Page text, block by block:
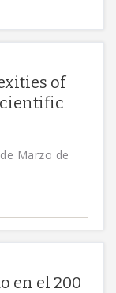
of
Marzo de
en el 200